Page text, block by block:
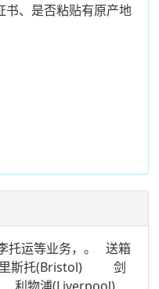
书、是否粘贴有原产地
托运等业务，。 送箱
里斯托(Bristol) 剑